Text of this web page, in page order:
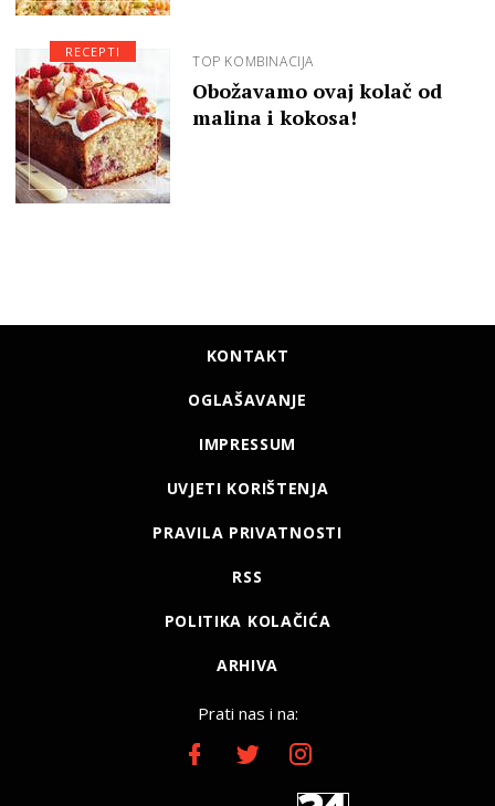
TOP KOMBINACIJA
Obožavamo ovaj kolač od
malina i kokosa!
RECEPTI
KONTAKT
OGLAŠAVANJE
IMPRESSUM
UVJETI KORIŠTENJA
PRAVILA PRIVATNOSTI
RSS
POLITIKA KOLAČIĆA
ARHIVA
Prati nas i na: